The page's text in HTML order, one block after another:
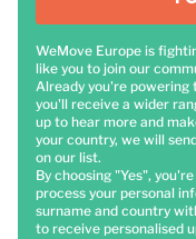
WeMove Europe is
like you to join our
Already you're powering
you'll receive a wider
up to hear more and
your country, we will
on our list.
By choosing "Yes",
process your personal
surname and country
to receive personalised